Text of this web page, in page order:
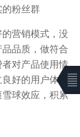
的粉丝群
营销模式，没
品质，做符合
对产品使用情
好的用户体
球效应，积累